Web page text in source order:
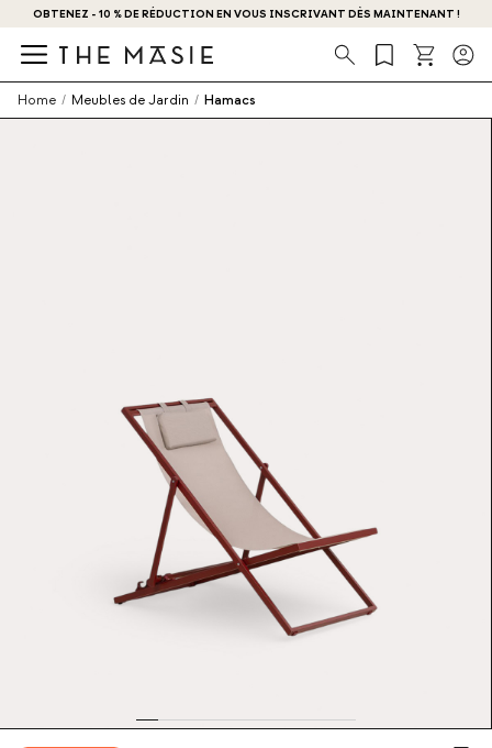
OBTENEZ - 10 % DE RÉDUCTION EN VOUS INSCRIVANT DÈS MAINTENANT !
Recherche
Home / Meubles de Jardin / Hamacs